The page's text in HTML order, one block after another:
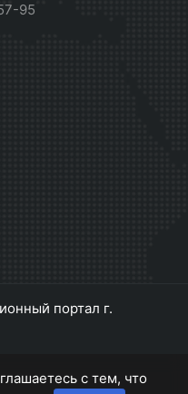
95
портал г.
с тем, что